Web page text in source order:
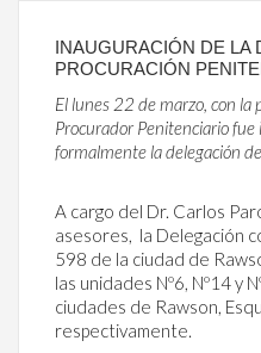
INAUGURACIÓN DE LA
PROCURACIÓN
El lunes 22 de marzo, con la
Procurador Penitenciario
formalmente la delegación
A cargo del Dr. Carlos
asesores, la Delegación
598 de la ciudad de
las unidades Nº6, Nº14 y
ciudades de Rawson,
respectivamente.